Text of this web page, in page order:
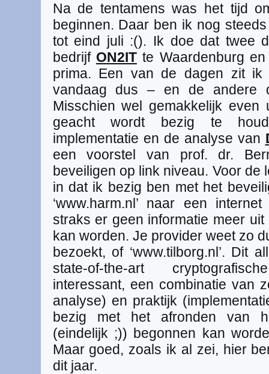
Na de tentamens was het tijd
beginnen. Daar ben ik nog
tot eind juli :(). Ik doe dat twee
bedrijf ON2ITte Waardenburg
prima. Een van de dagen zit
vandaag dus – en de andere
Misschien wel gemakkelijk
geacht wordt bezig te
implementatie en de analyse van
een voorstel van prof. dr.
beveiligen op link niveau. Voor de
in dat ik bezig ben met het
‘www.harm.nl’ naar een
straks er geen informatie meer
kan worden. Je provider weet zo
bezoekt, of ‘www.tilborg.nl’. Dit
state-of-the-art
interessant, een combinatie van
analyse) en praktijk
bezig met het afronden van
(eindelijk ;)) begonnen kan
Maar goed, zoals ik al zei, hier
dit jaar.